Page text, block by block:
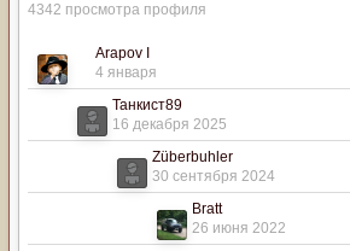
4342 просмотра профиля
Arapov I
4 января
Танкист89
16 декабря 2025
Züberbuhler
30 сентября 2024
Bratt
26 июня 2022